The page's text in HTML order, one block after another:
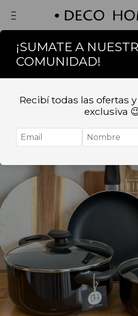
¡SUMATE A
COMUNIDAD!
Recibí todas las ofertas
exclusiva